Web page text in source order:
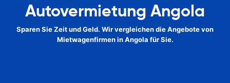
Autovermietung Angola
Sparen Sie Zeit und Geld. Wir vergleichen die Angebote von
Mietwagenfirmen in Angola für Sie.